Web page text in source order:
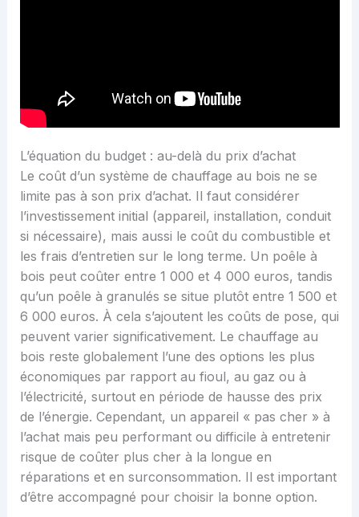
L’équation du budget : au-delà du prix d’achat
Le coût d’un système de chauffage au bois ne se
limite pas à son prix d’achat. Il faut considérer
l’investissement initial (appareil, installation, conduit
si nécessaire), mais aussi le coût du combustible et
les frais d’entretien sur le long terme. Un poêle à
bois peut coûter entre 1 000 et 4 000 euros, tandis
qu’un poêle à granulés se situe plutôt entre 1 500 et
6 000 euros. À cela s’ajoutent les coûts de pose, qui
peuvent varier significativement. Le chauffage au
bois reste globalement l’une des options les plus
économiques par rapport au fioul, au gaz ou à
l’électricité, surtout en période de hausse des prix
de l’énergie. Cependant, un appareil « pas cher » à
l’achat mais peu performant ou difficile à entretenir
risque de coûter plus cher à la longue en
réparations et en surconsommation. Il est important
d’être accompagné pour choisir la bonne option.